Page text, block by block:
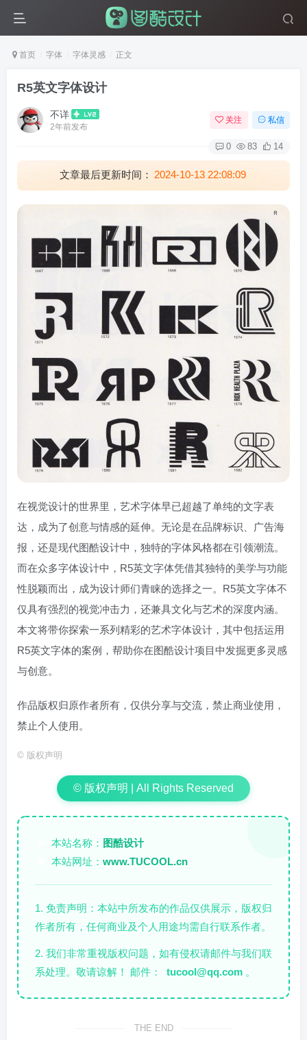
首页 字体 字体灵感 正文
R5英文字体设计
不详
2年前发布
关注 私信
0 83 14
文章最后更新时间： 2024-10-13 22:08:09
在视觉设计的世界里，艺术字体早已超越了单纯的文字表
达，成为了创意与情感的延伸。无论是在品牌标识、广告海
报，还是现代图酷设计中，独特的字体风格都在引领潮流。
而在众多字体设计中，R5英文字体凭借其独特的美学与功能
性脱颖而出，成为设计师们青睐的选择之一。R5英文字体不
仅具有强烈的视觉冲击力，还兼具文化与艺术的深度内涵。
本文将带你探索一系列精彩的艺术字体设计，其中包括运用
R5英文字体的案例，帮助你在图酷设计项目中发掘更多灵感
与创意。
作品版权归原作者所有，仅供分享与交流，禁止商业使用，
禁止个人使用。
© 版权声明
© 版权声明 | All Rights Reserved
本站名称： 图酷设计
本站网址： www.TUCOOL.cn
1. 免责声明：本站中所发布的作品仅供展示，版权归
作者所有，任何商业及个人用途均需自行联系作者。
2. 我们非常重视版权问题，如有侵权请邮件与我们联
系处理。敬请谅解！ 邮件：
tucool@qq.com 。
THE END